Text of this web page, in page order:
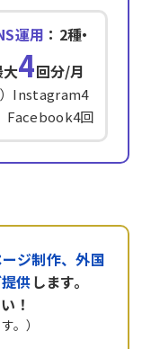
運用 ：2種・
大4回分/月
Instagram4
Facebook4回
ジ制作、外国
供します。
！
。）